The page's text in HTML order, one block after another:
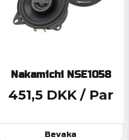
Nakamichi NSE1058
451,5 DKK / Par
Bevaka